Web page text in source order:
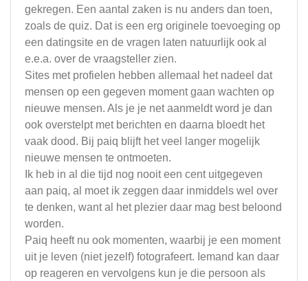
gekregen. Een aantal zaken is nu anders dan toen,
zoals de quiz. Dat is een erg originele toevoeging op
een datingsite en de vragen laten natuurlijk ook al
e.e.a. over de vraagsteller zien.
Sites met profielen hebben allemaal het nadeel dat
mensen op een gegeven moment gaan wachten op
nieuwe mensen. Als je je net aanmeldt word je dan
ook overstelpt met berichten en daarna bloedt het
vaak dood. Bij paiq blijft het veel langer mogelijk
nieuwe mensen te ontmoeten.
Ik heb in al die tijd nog nooit een cent uitgegeven
aan paiq, al moet ik zeggen daar inmiddels wel over
te denken, want al het plezier daar mag best beloond
worden.
Paiq heeft nu ook momenten, waarbij je een moment
uit je leven (niet jezelf) fotografeert. Iemand kan daar
op reageren en vervolgens kun je die persoon als